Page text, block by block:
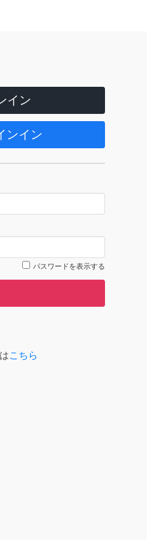
イン
ンイン
パスワードを表示する
こちら